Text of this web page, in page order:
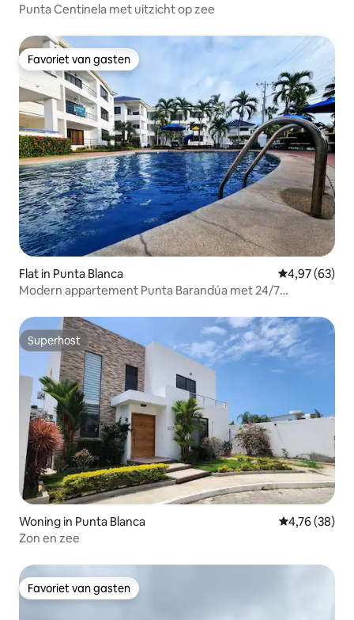
Punta Centinela met uitzicht op zee
Favoriet van gasten
Favoriet van gasten
Flat in Punta Blanca Gemiddelde
4,97 (63)
Modern appartement Punta Barandúa met 24/7
Superhost
Superhost
Woning in Punta Blanca Gemiddelde
4,76 (38)
Zon en zee
Favoriet van gasten
Favoriet van gasten